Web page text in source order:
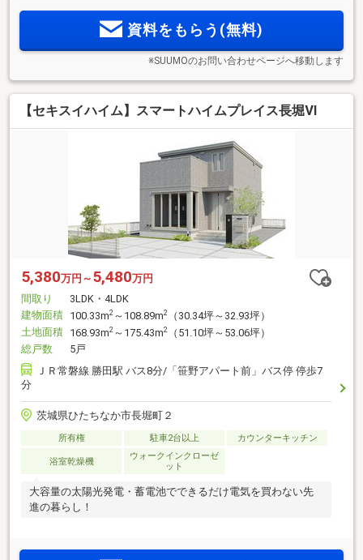
資料をもらう(無料)
※SUUMOのお問い合わせページへ移動します
【セキスイハイム】スマートハイムプレイス長堀Ⅵ
5,380万円～ 5,480万円
間取り
3LDK・4LDK
建物面積 100.33m2 ～108.89m2
（30.34坪～32.93坪）
土地面積 168.93m2 ～175.43m2
（51.10坪～53.06坪）
総戸数
5戸
ＪＲ常磐線 勝田駅 バス8分/「笹野アパート前」バス停 停歩7
分
茨城県ひたちなか市長堀町２
所有権 駐車2台以上 カウンターキッチン
浴室乾燥機
ウォークインクローゼ
ット
大容量の太陽光発電・蓄電池でできるだけ電気を買わない先
進の暮らし！